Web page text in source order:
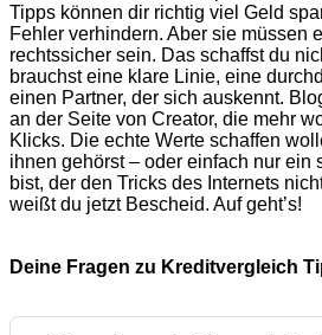
Tipps können dir richtig viel Geld
Fehler verhindern. Aber sie müssen
rechtssicher sein. Das schaffst du
brauchst eine klare Linie, eine
einen Partner, der sich auskennt.
an der Seite von Creator, die mehr
Klicks. Die echte Werte schaffen
ihnen gehörst – oder einfach nur ein
bist, der den Tricks des Internets
weißt du jetzt Bescheid. Auf geht’s!
Deine Fragen zu Kreditvergleich